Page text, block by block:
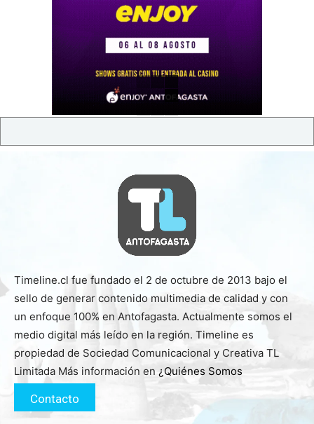
Timeline.cl fue fundado el 2 de octubre de 2013 bajo el
sello de generar contenido multimedia de calidad y con
un enfoque 100% en Antofagasta. Actualmente somos el
medio digital más leído en la región. Timeline es
propiedad de Sociedad Comunicacional y Creativa TL
Limitada Más información en ¿Quiénes Somos
Contacto